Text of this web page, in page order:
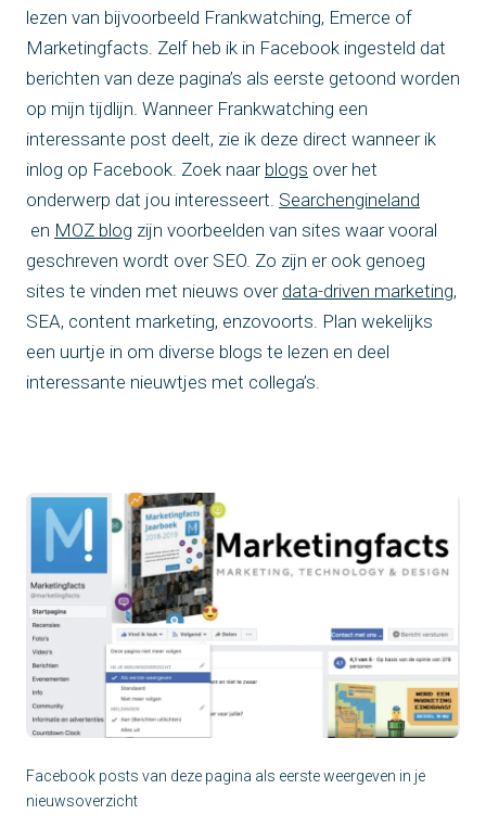
lezen van bijvoorbeeld Frankwatching, Emerce of
Marketingfacts. Zelf heb ik in Facebook ingesteld dat
berichten van deze pagina’s als eerste getoond worden
op mijn tijdlijn. Wanneer Frankwatching een
interessante post deelt, zie ik deze direct wanneer ik
inlog op Facebook. Zoek naar blogs over het
onderwerp dat jou interesseert. Searchengineland
en MOZ blog zijn voorbeelden van sites waar vooral
geschreven wordt over SEO. Zo zijn er ook genoeg
sites te vinden met nieuws over data-driven marketing,
SEA, content marketing, enzovoorts. Plan wekelijks
een uurtje in om diverse blogs te lezen en deel
interessante nieuwtjes met collega’s.
Facebook posts van deze pagina als eerste weergeven in je
nieuwsoverzicht